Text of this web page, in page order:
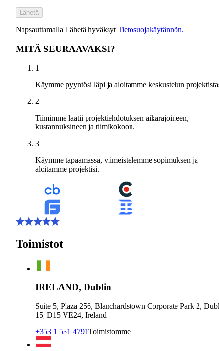
Lähetä
Napsauttamalla Lähetä hyväksyt Tietosuojakäytännön.
MITÄ SEURAAVAKSI?
1
Käymme pyyntösi läpi ja aloitamme keskustelun
2
Tiimimme laatii projektiehdotuksen aikarajoineen,
kustannuksineen ja tiimikokoon.
3
Käymme tapaamassa, viimeistelemme sopimuksen ja
aloitamme projektisi.
Toimistot
IRELAND, Dublin
Suite 5, Plaza 256, Blanchardstown Corporate Park 2,
15, D15 VE24, Ireland
+353 1 531 4791Toimistomme